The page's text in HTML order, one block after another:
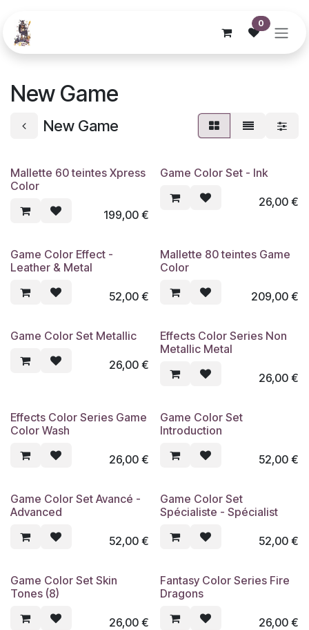
0
New Game
New Game
Nouveau !
Mallette 60 teintes Xpress
Color
199,00€ Nouveau !
Game Color Set - Ink
26,00€
Nouveau !
Game Color Effect -
Leather & Metal
52,00€ Nouveau !
Mallette 80 teintes Game
Color
209,00€
Nouveau !
Game Color Set Metallic
26,00€ Nouveau !
Effects Color Series Non
Metallic Metal
26,00€
Nouveau !
Effects Color Series Game
Color Wash
26,00€ Nouveau !
Game Color Set
Introduction
52,00€
Nouveau !
Game Color Set Avancé -
Advanced
52,00€ Nouveau !
Game Color Set
Spécialiste - Spécialist
52,00€
Nouveau !
Game Color Set Skin
Tones (8)
26,00€ Nouveau !
Fantasy Color Series Fire
Dragons
26,00€